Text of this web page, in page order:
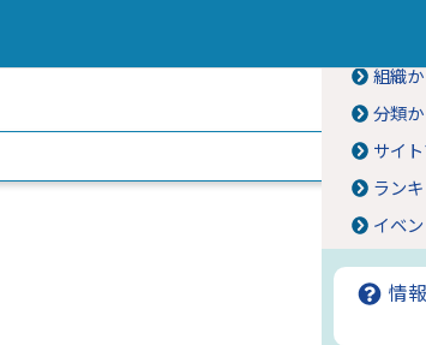
組織
分類
サイ
ラン
イベ
情